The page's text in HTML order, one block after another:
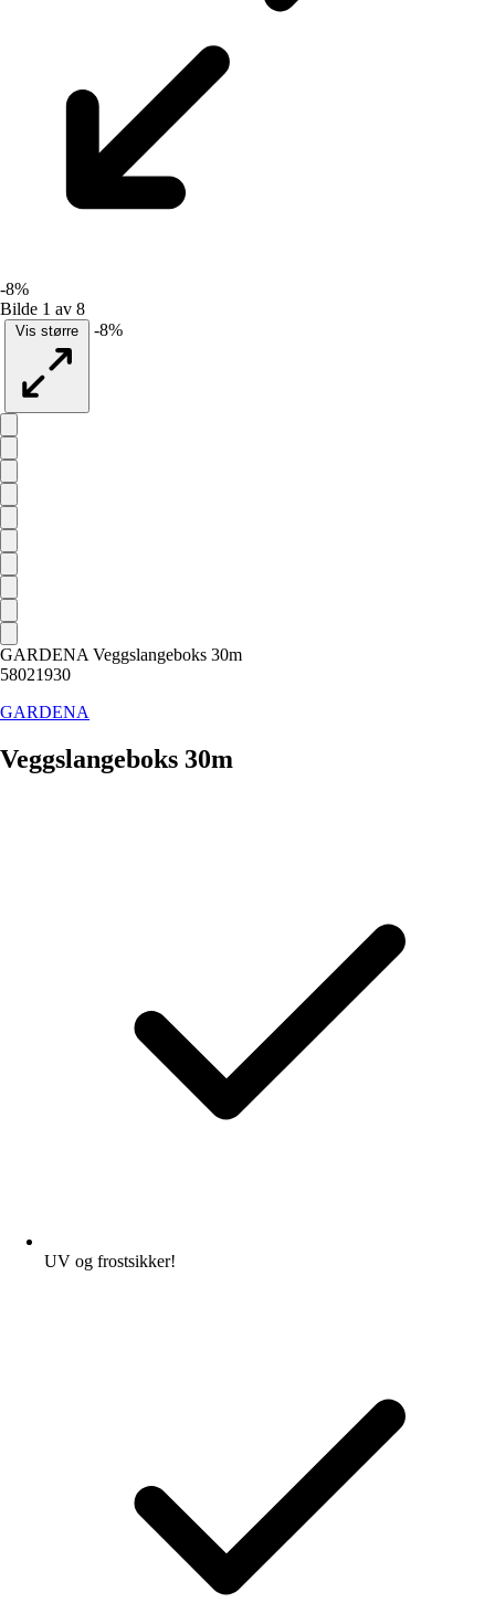
-8%
Bilde 1 av 8
Vis større -8%
GARDENA Veggslangeboks 30m
58021930
GARDENA
Veggslangeboks 30m
UV og frostsikker!